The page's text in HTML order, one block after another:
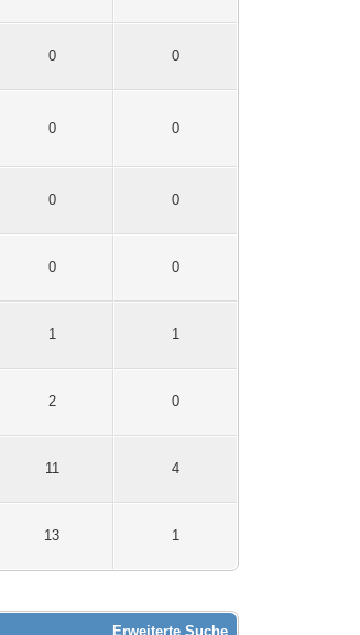
0 0
0 0
0 0
0 0
1 1
2 0
11 4
13 1
Erweiterte Suche